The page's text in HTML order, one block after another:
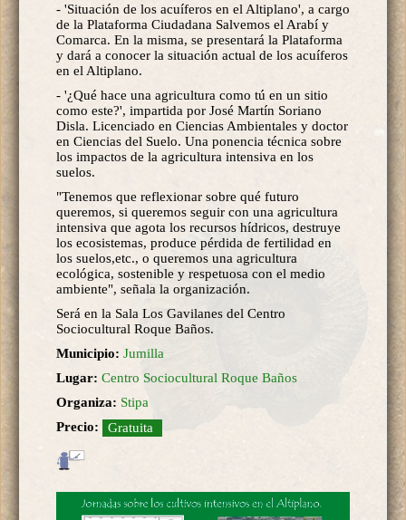
- 'Situación de los acuíferos en el Altiplano', a cargo
de la Plataforma Ciudadana Salvemos el Arabí y
Comarca. En la misma, se presentará la Plataforma
y dará a conocer la situación actual de los acuíferos
en el Altiplano.
- '¿Qué hace una agricultura como tú en un sitio
como este?', impartida por José Martín Soriano
Disla. Licenciado en Ciencias Ambientales y doctor
en Ciencias del Suelo. Una ponencia técnica sobre
los impactos de la agricultura intensiva en los
suelos.
"Tenemos que reflexionar sobre qué futuro
queremos, si queremos seguir con una agricultura
intensiva que agota los recursos hídricos, destruye
los ecosistemas, produce pérdida de fertilidad en
los suelos,etc., o queremos una agricultura
ecológica, sostenible y respetuosa con el medio
ambiente", señala la organización.
Será en la Sala Los Gavilanes del Centro
Sociocultural Roque Baños.
Municipio: Jumilla
Lugar: Centro Sociocultural Roque Baños
Organiza: Stipa
Precio:
Gratuita